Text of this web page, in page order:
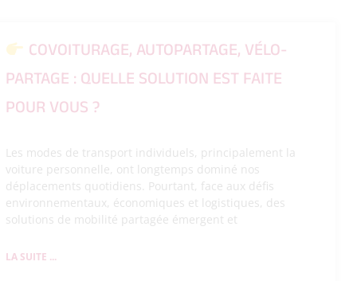
COVOITURAGE, AUTOPARTAGE, VÉLO-
PARTAGE : QUELLE SOLUTION EST FAITE
POUR VOUS ?
Les modes de transport individuels, principalement la
voiture personnelle, ont longtemps dominé nos
déplacements quotidiens. Pourtant, face aux défis
environnementaux, économiques et logistiques, des
solutions de mobilité partagée émergent et
LA SUITE ...